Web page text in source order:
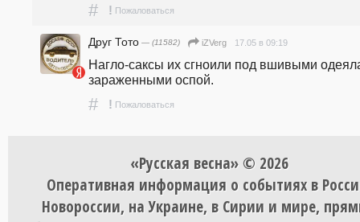
# ! Пожаловаться
Друг Тото — (11582) iZVerg 17.05 в 09:19
Нагло-саксы их сгноили под вшивыми
зараженными оспой.
# ! Пожаловаться
«Русская весна» © 2026
Оперативная информация о событиях в
Новороссии, на Украине, в Сирии и мире,